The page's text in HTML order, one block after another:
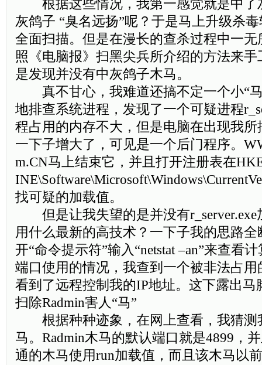
根据这些情况，我第一感觉就是中了
灰鸽子 “臭名远扬”呢？于是马上升级杀
全面扫描。但是在漫长的查杀过程中一
照《电脑报》扫黑尖兵所介绍的方法来
是发现并没有中灰鸽子木马。
真不甘心，我难道还搞不定一个小“马
地排查系统进程，发现了一个可疑进程
程占用的内存不大，但是电脑在出现我
一下子增大了，可见是一个后门程序。
m.CN马上结束它，并且打开注册表在
找可疑的加载值。
但是让我失望的是并没有r_server.exe
用什么最新的高技术？一下子我的思路
开“命令提示符”输入“netstat –an”来查看
端口使用的情况，我查到一个被非法占用
看到了远程控制我的IP地址。这下露出马
扫除Radmin害人“马”
根据种种迹象，在网上查看，我猜测
马。Radmin木马的默认端口就是4899，
通的木马使用run加载值，而且该木马以